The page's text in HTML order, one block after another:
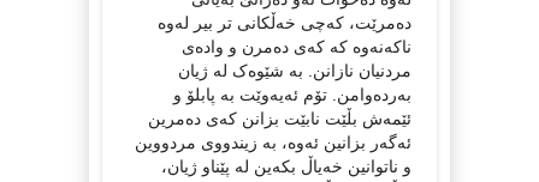
دەمرێت، کەچی خەڵکانی تر بیر لەوە
ناکەنەوە کە کەی دەمرن و وادەی
مردنیان نازانن. بە شێوەک لە ژیان
بەردەوامن. تۆم ئەیەوێت بە پابلۆ و
ئێمەش بڵێت نابێت بزانن کەی دەمرین
ئەگەر بزانین ئەوە، بە زیندووی مردووین
و ناتوانین خەیاڵ بکەین لە پێناو ژیان،